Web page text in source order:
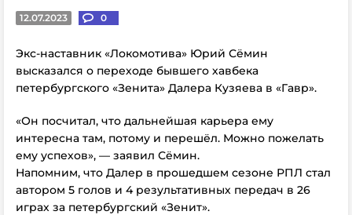
12.07.2023 0
Экс-наставник «Локомотива» Юрий Сёмин
высказался о переходе бывшего хавбека
петербургского «Зенита» Далера Кузяева в «Гавр».
«Он посчитал, что дальнейшая карьера ему
интересна там, потому и перешёл. Можно пожелать
ему успехов», — заявил Сёмин.
Напомним, что Далер в прошедшем сезоне РПЛ стал
автором 5 голов и 4 результативных передач в 26
играх за петербургский «Зенит».